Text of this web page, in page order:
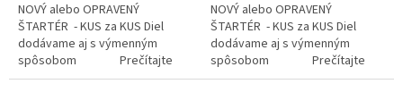
NOVÝ alebo OPRAVENÝ
ŠTARTÉR - KUS za KUS Diel
dodávame aj s výmenným
spôsobom Prečítajte
si ako funguje...
NOVÝ alebo OPRAVENÝ
ŠTARTÉR - KUS za KUS Diel
dodávame aj s výmenným
spôsobom Prečítajte
si ako funguje...